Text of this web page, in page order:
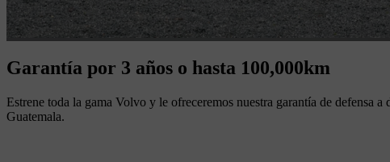
Garantía por 3 años o hasta 100,000km
Estrene toda la gama Volvo y le ofreceremos nuestra garantía de defensa
Guatemala.